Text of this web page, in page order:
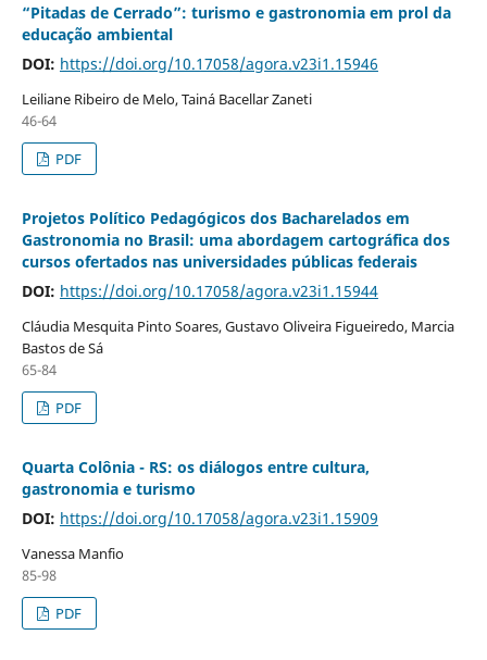
“Pitadas de Cerrado”: turismo e gastronomia em prol da
educação ambiental
DOI: https://doi.org/10.17058/agora.v23i1.15946
Leiliane Ribeiro de Melo, Tainá Bacellar Zaneti
46-64
PDF
Projetos Político Pedagógicos dos Bacharelados em
Gastronomia no Brasil: uma abordagem cartográfica dos
cursos ofertados nas universidades públicas federais
DOI: https://doi.org/10.17058/agora.v23i1.15944
Cláudia Mesquita Pinto Soares, Gustavo Oliveira Figueiredo, Marcia
Bastos de Sá
65-84
PDF
Quarta Colônia - RS: os diálogos entre cultura,
gastronomia e turismo
DOI: https://doi.org/10.17058/agora.v23i1.15909
Vanessa Manfio
85-98
PDF